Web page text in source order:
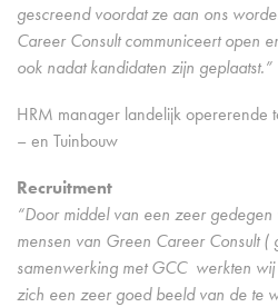
gescreend voordat ze aan ons
Career Consult communiceert open
ook nadat kandidaten zijn geplaatst.”
HRM manager landelijk opererende
– en Tuinbouw
Recruitment
“Door middel van een zeer
mensen van Green Career Consult (
samenwerking met GCC werkten wij
zich een zeer goed beeld van de te